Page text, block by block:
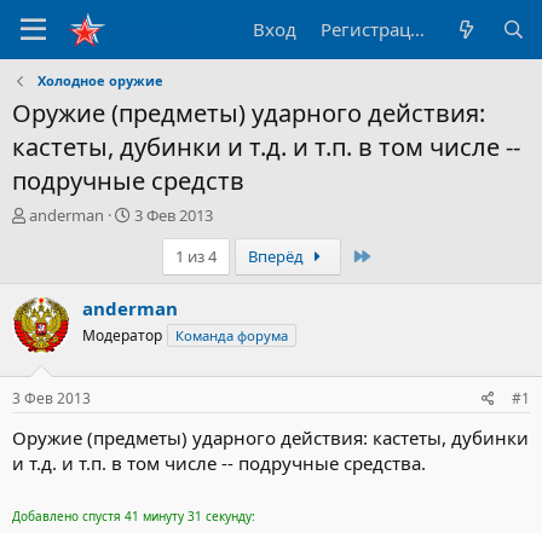
Вход Регистрация
Холодное оружие
Оружие (предметы) ударного действия:
кастеты, дубинки и т.д. и т.п. в том числе --
подручные средств
А
р
т
е
м
ы
anderman
Д
н
а
ч
3 Фев 2013
1 из 4
Вперёд
anderman
Модератор Команда форума
3 Фев 2013 #1
Оружие (предметы) ударного действия: кастеты, дубинки
и т.д. и т.п. в том числе -- подручные средства.
Добавлено спустя 41 минуту 31 секунду: